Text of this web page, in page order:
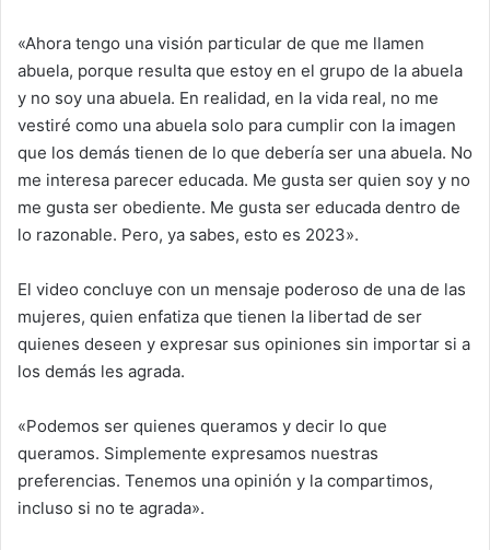
«Ahora tengo una visión particular de que me llamen
abuela, porque resulta que estoy en el grupo de la abuela
y no soy una abuela. En realidad, en la vida real, no me
vestiré como una abuela solo para cumplir con la imagen
que los demás tienen de lo que debería ser una abuela. No
me interesa parecer educada. Me gusta ser quien soy y no
me gusta ser obediente. Me gusta ser educada dentro de
lo razonable. Pero, ya sabes, esto es 2023».
El video concluye con un mensaje poderoso de una de las
mujeres, quien enfatiza que tienen la libertad de ser
quienes deseen y expresar sus opiniones sin importar si a
los demás les agrada.
«Podemos ser quienes queramos y decir lo que
queramos. Simplemente expresamos nuestras
preferencias. Tenemos una opinión y la compartimos,
incluso si no te agrada».